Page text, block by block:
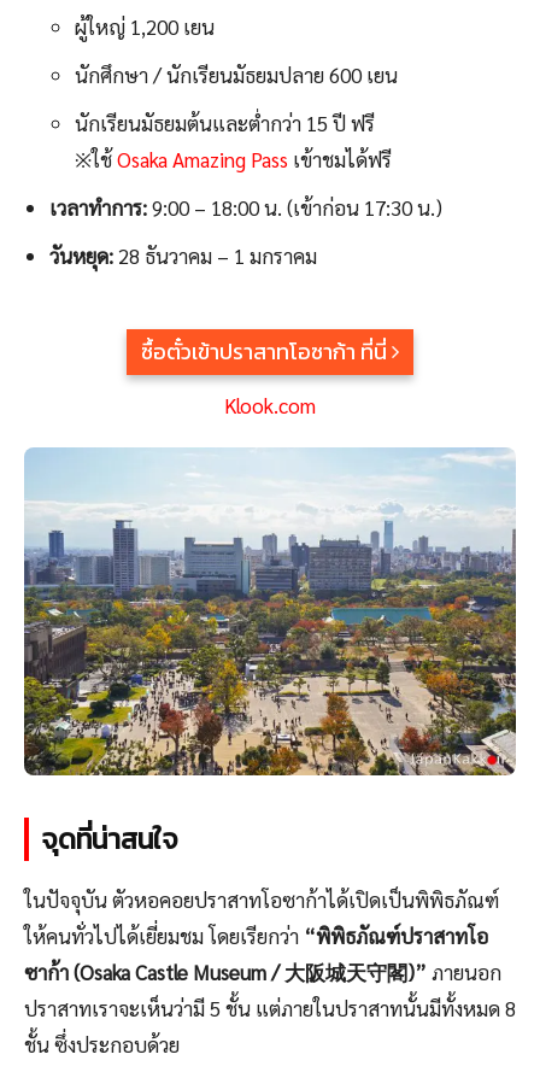
ผู้ใหญ่ 1,200 เยน
นักศึกษา / นักเรียนมัธยมปลาย 600 เยน
นักเรียนมัธยมต้นและต่ำกว่า 15 ปี ฟรี
※ใช้Osaka Amazing Pass เข้าชมได้ฟรี
เวลาทำการ:9:00 – 18:00 น. (เข้าก่อน 17:30 น.)
วันหยุด: 28 ธันวาคม – 1 มกราคม
ซื้อตั๋วเข้าปราสาทโอซาก้า ที่นี่
Klook.com
จุดที่น่าสนใจ
ในปัจจุบัน ตัวหอคอยปราสาทโอซาก้าได้เปิดเป็นพิพิธภัณฑ์
ให้คนทั่วไปได้เยี่ยมชม โดยเรียกว่า “พิพิธภัณฑ์ปราสาทโอ
ซาก้า (Osaka Castle Museum / 大阪城天守閣)” ภายนอก
ปราสาทเราจะเห็นว่ามี 5 ชั้น แต่ภายในปราสาทนั้นมีทั้งหมด 8
ชั้น ซึ่งประกอบด้วย